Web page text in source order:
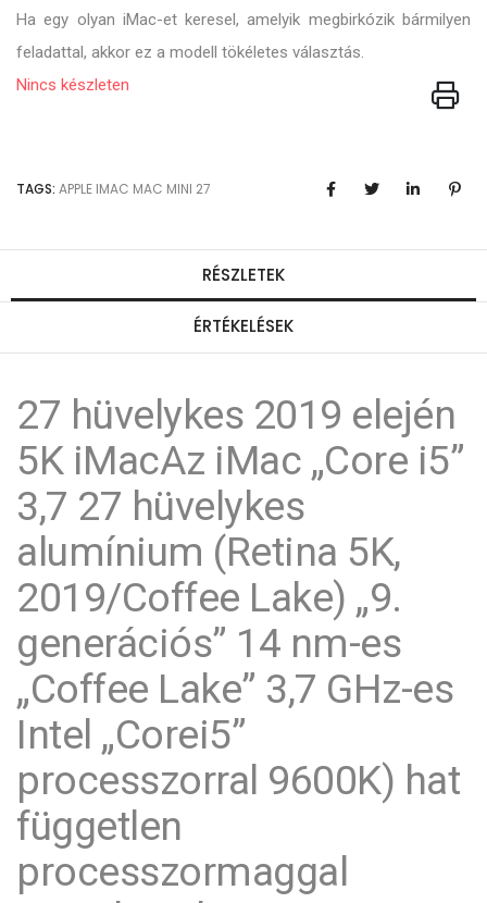
Ha egy olyan iMac-et keresel, amelyik megbirkózik bármilyen
feladattal, akkor ez a modell tökéletes választás.
Nincs készleten
TAGS: APPLE IMAC MAC MINI 27
RÉSZLETEK
ÉRTÉKELÉSEK
27 hüvelykes 2019 elején
5K iMacAz iMac „Core i5”
3,7 27 hüvelykes
alumínium (Retina 5K,
2019/Coffee Lake) „9.
generációs” 14 nm-es
„Coffee Lake” 3,7 GHz-es
Intel „Corei5”
processzorral 9600K) hat
független
processzormaggal